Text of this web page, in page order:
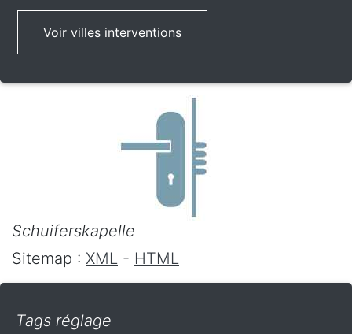
Voir villes interventions
Schuiferskapelle
Sitemap : XML - HTML
Tags réglage